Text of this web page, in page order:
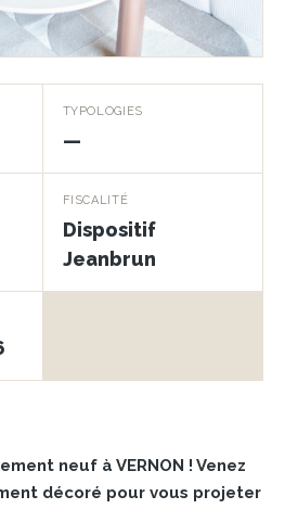
Officiers
TYPOLOGIES
—
FISCALITÉ
Dispositif
Jeanbrun
neuf à VERNON ! Venez
décoré pour vous projeter